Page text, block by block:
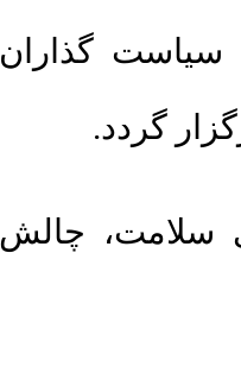
گذاران
گردد.
سلامت، چالش